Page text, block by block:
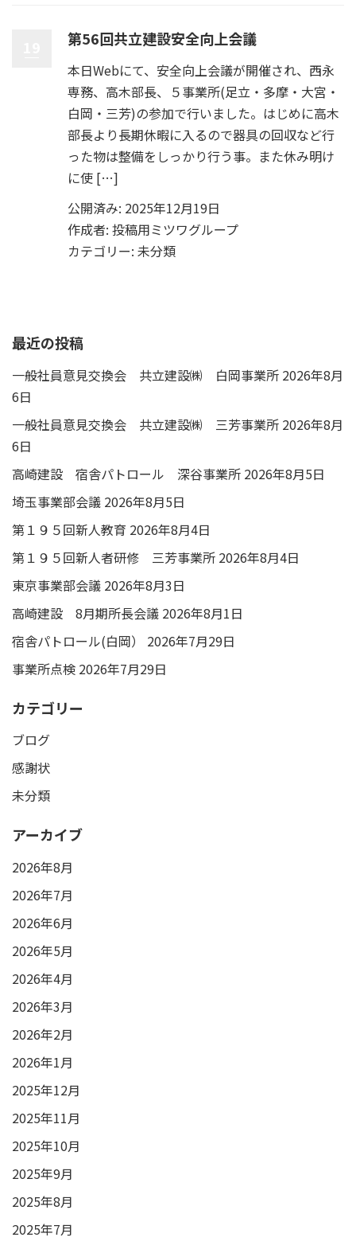
第56回共立建設安全向上会議
本日Webにて、安全向上会議が開催され、西永
専務、高木部長、５事業所(足立・多摩・大宮・
白岡・三芳)の参加で行いました。はじめに高木
部長より長期休暇に入るので器具の回収など行
った物は整備をしっかり行う事。また休み明け
に使 […]
公開済み: 2025年12月19日
作成者: 投稿用ミツワグループ
カテゴリー: 未分類
最近の投稿
一般社員意見交換会 共立建設㈱ 白岡事業所 2026年8月
6日
一般社員意見交換会 共立建設㈱ 三芳事業所 2026年8月
6日
高崎建設 宿舎パトロール 深谷事業所 2026年8月5日
埼玉事業部会議 2026年8月5日
第１９５回新人教育 2026年8月4日
第１９５回新人者研修 三芳事業所 2026年8月4日
東京事業部会議 2026年8月3日
高崎建設 8月期所長会議 2026年8月1日
宿舎パトロール(白岡）
2026年7月29日
事業所点検 2026年7月29日
カテゴリー
ブログ
感謝状
未分類
アーカイブ
2026年8月
2026年7月
2026年6月
2026年5月
2026年4月
2026年3月
2026年2月
2026年1月
2025年12月
2025年11月
2025年10月
2025年9月
2025年8月
2025年7月